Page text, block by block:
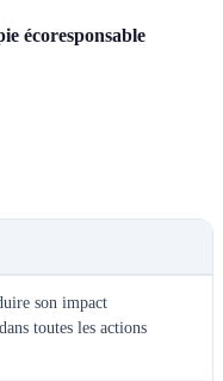
écoresponsable
son impact
toutes les actions